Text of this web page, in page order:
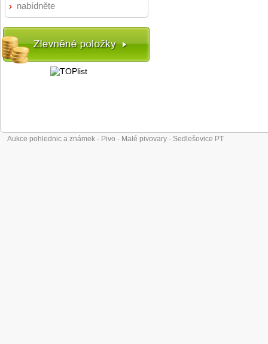
nabídněte
Aukce pohlednic a známek - Pivo - Malé pivovary - Sedlešovice PT